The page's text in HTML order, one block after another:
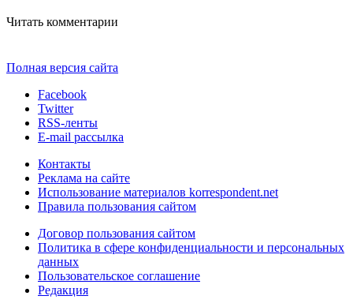
Читать комментарии
Полная версия сайта
Facebook
Twitter
RSS-ленты
E-mail рассылка
Контакты
Реклама на сайте
Использование материалов korrespondent.net
Правила пользования сайтом
Договор пользования сайтом
Политика в сфере конфиденциальности и персональных
данных
Пользовательское соглашение
Редакция